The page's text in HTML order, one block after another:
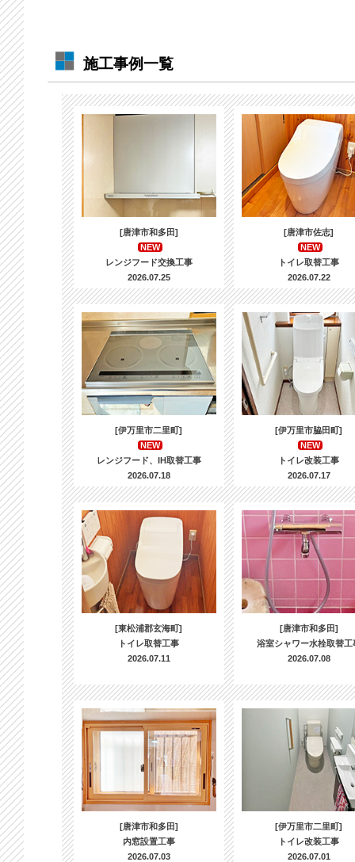
施工事例一覧
[唐津市和多田]
NEW
レンジフード交換工事
2026.07.25
[唐津市佐志]
NEW
トイレ取替工事
2026.07.22
[伊万里市二里町]
NEW
レンジフード、IH取替工事
2026.07.18
[伊万里市脇田町]
NEW
トイレ改装工事
2026.07.17
[東松浦郡玄海町]
トイレ取替工事
2026.07.11
[唐津市和多田]
浴室シャワー水栓取替工
2026.07.08
[唐津市和多田]
内窓設置工事
2026.07.03
[伊万里市二里町]
トイレ改装工事
2026.07.01